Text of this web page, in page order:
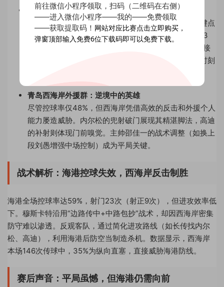
莱昂纳多：功过相抵的“矛盾体”
作为海港锋线核心，莱昂纳多本场打入一球却罚失关键点
球。赛后，他在社交媒体发文致歉：“球队表现配得上3
分，我对罚丢点球和结果承担全部责任。”这一失误直接
导致海港错失全取三分的良机，也暴露出球队在关键时刻
青岛西海岸外援群：逆境中的英雄
尽管控球率仅48%，但西海岸凭借高效的反击和外援个人
能力屡造威胁。内尔松的兜射破门展现其精湛脚法，高迪
的补射则体现门前嗅觉。主帅邵佳一的战术调整（如换上
段刘愚增强中场控制）成为平局关键。
战术解析：海港控球失效，西海岸反击制胜
海港全场控球率达59%，射门23次（射正9次），但进攻效率低
下。穆斯卡特沿用“边路传中+中路包抄”战术，却因西海岸密集
防守难以渗透。反观客队，通过简化进攻路线（如长传找内尔
松、高迪），利用海港后防空当制造杀机。数据显示，西海岸
本场146次传球中，35%为纵向直塞，直接威胁海港防线。
赛后声音：平局虽憾，但海港仍需向前
前往微信小程序领取，扫码（二维码在右侧）
——进入微信小程序——我的——免费领取
——获取提取码！ 网站对应比赛点击立即购买，
弹窗顶部输入免费6位下载码即可以免费下载。